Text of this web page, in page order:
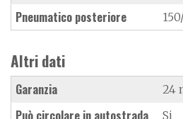
Pneumatico posteriore
Altri dati
Garanzia 24
Può circolare in autostrada Si